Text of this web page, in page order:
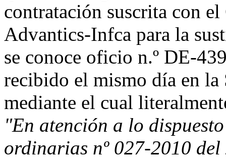
contratación suscrita con
Advantics-Infca para la
se conoce oficio n.º DE-
recibido el mismo día en la
mediante el cual
"En atención a lo
ordinarias nº 027-2010